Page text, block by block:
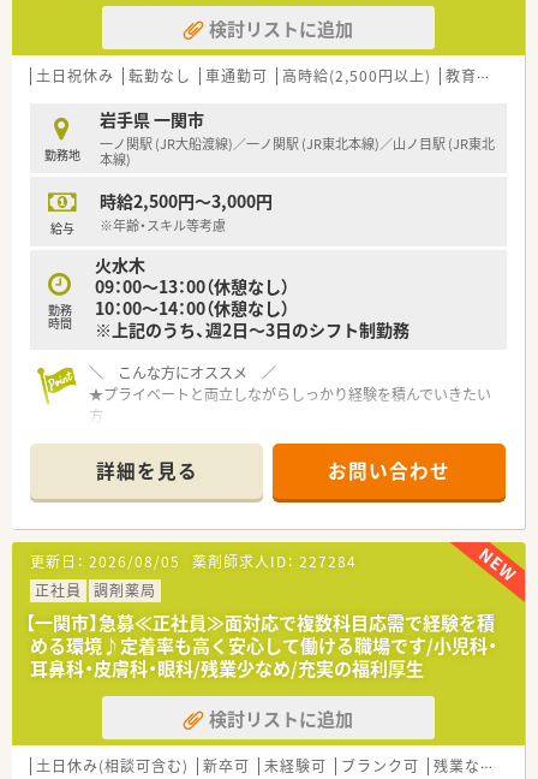
【法人特徴について】
■岩手県内に本社を置き地域に根差した店舗展開を続けている
チェーン薬局であり今後の成長も見込まれる優良な企業です。
異動や無理な働き方を強いることはなく安心して勤務可能で
す。
■経営陣と社員の距離が近くコミュニケーションが活発であり
す。
■ワークライフバランスを保ちながら、地域に根差して長く働き
たい方に最適です。
■自身の努力や貢献が正当に評価され、しっかりと給与に反映さ
れる職場を求めている方におすすめです。
を目指したい方におすすめです。
検討リストに追加
土日祝休み 転勤なし 車通勤可 高時給(2,500円以上) 教育制度あり
勤務地
岩手県 一関市
一ノ関駅 (JR大船渡線)／一ノ関駅 (JR東北本線)／山ノ目駅 (JR東北
本線)
給与
時給2,500円～3,000円
※年齢・スキル等考慮
勤務
時間
火水木
09：00～13：00（休憩なし）
10：00～14：00（休憩なし）
※上記のうち、週2日～3日のシフト制勤務
＼ こんな方にオススメ ／
★プライベートと両立しながらしっかり経験を積んでいきたい
方
≪ 薬局について ≫
■2018年に創立し、一関市に1店舗出店されている地域密着型の
薬局です！
店内は明るく綺麗で、患者様にも気持ちよくご利用いただけるよ
うな環境を作っています。
■現在、社長が管理薬剤師をしており、40代男性で気さくな雰囲
気♪相談などもしやすく、店舗の雰囲気も良いため、患者様も多
くご利用されています。
薬剤師は現状、社長1名で、他に事務が3名在籍しております。
サポートし合いながら仕事を進めるような環境です。
■病院の門前にある調剤薬局ですが、集中率は30％！薬局を気に
入って門前以外の処方箋の応需を増やしてきました。薬の品目
数は約1200品目と豊富で勉強にもなります。
在宅への取り組みもあり、現在施設、個人と対応しております
詳細を見る お問い合わせ
更新日： 2026/08/05 薬剤師求人ID： 227284
正社員
調剤薬局
【一関市】急募≪正社員≫面対応で複数科目応需で経験を積
める環境♪定着率も高く安心して働ける職場です/小児科・
耳鼻科・皮膚科・眼科/残業少なめ/充実の福利厚生
検討リストに追加
土日休み(相談可含む) 新卒可 未経験可 ブランク可 残業なし(ほぼなし含む)